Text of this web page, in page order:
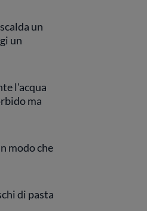
un
un
l'acqua
ma
modo che
di pasta